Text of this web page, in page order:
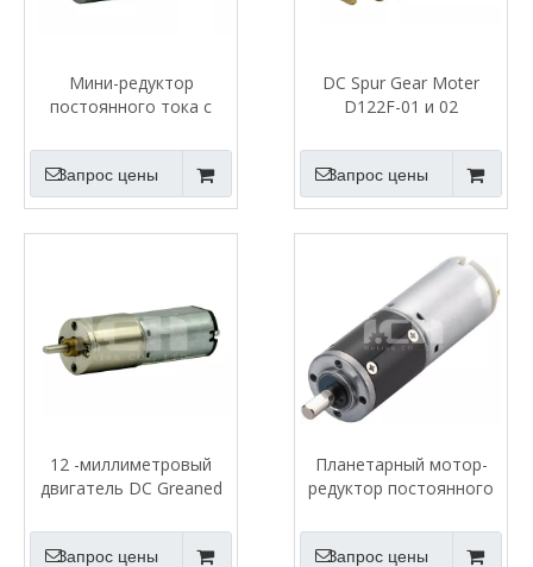
Мини-редуктор
постоянного тока с
моментом
Запрос цены
DC Spur Gear Moter
D122F-01 и 02
Запрос цены
12 -миллиметровый
двигатель DC Greaned
Запрос цены
Планетарный мотор-
редуктор постоянного
Запрос цены